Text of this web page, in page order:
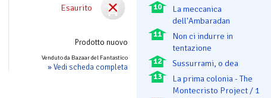
Esaurito
Prodotto nuovo
Venduto da Bazaar del Fantastico
» Vedi scheda completa
10
La meccanica
dell'Ambaradan
11
Non ci indurre in
tentazione
12 Sussurrami, o dea
13
La prima colonia - The
Montecristo Project / 1